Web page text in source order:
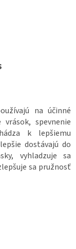
na účinné
spevnenie
k lepšiemu
dostávajú do
vyhladzuje sa
sa pružnosť